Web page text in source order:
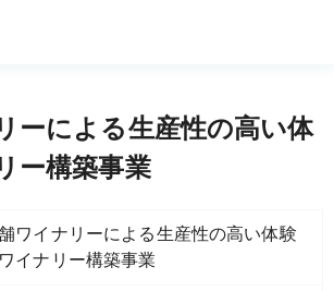
ーによる生産性の高い体
ー構築事業
ワイナリーによる生産性の高い体験
イナリー構築事業